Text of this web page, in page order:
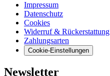
Impressum
Datenschutz
Cookies
Widerruf & Rückerstattung
Zahlungsarten
Cookie-Einstellungen
Newsletter